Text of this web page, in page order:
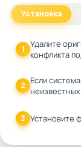
Установка
1 Удалите
конфликта
2 Если
3 Установите